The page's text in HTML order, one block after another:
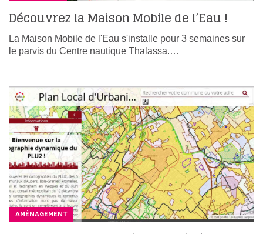
Découvrez la Maison Mobile de l’Eau !
La Maison Mobile de l'Eau s'installe pour 3 semaines sur
le parvis du Centre nautique Thalassa.…
AMÉNAGEMENT